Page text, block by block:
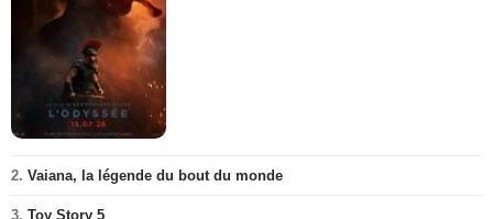
2. Vaiana, la légende du bout du monde
3. Toy Story 5